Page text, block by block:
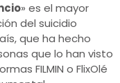
» es el mayor
del suicidio
que ha hecho
que lo han visto
FILMIN o FlixOlé